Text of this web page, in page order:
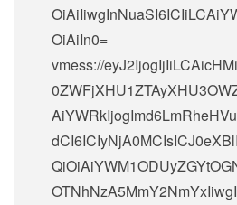
OiAiIn0=
vmess://